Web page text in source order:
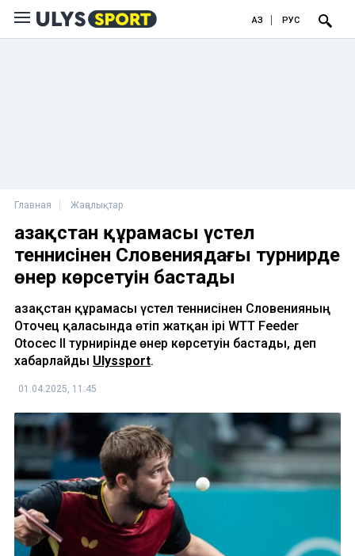
ҚАЗ РУС
Главная Жаңалықтар
Қазақстан құрамасы үстел
теннисінен Словениядағы турнирде
өнер көрсетуін бастады
Қазақстан құрамасы үстел теннисінен Словенияның
Оточец қаласында өтіп жатқан ірі WTT Feeder
Otocec II турнирінде өнер көрсетуін бастады, деп
хабарлайды Ulyssport.
01.04.2025, 11:45